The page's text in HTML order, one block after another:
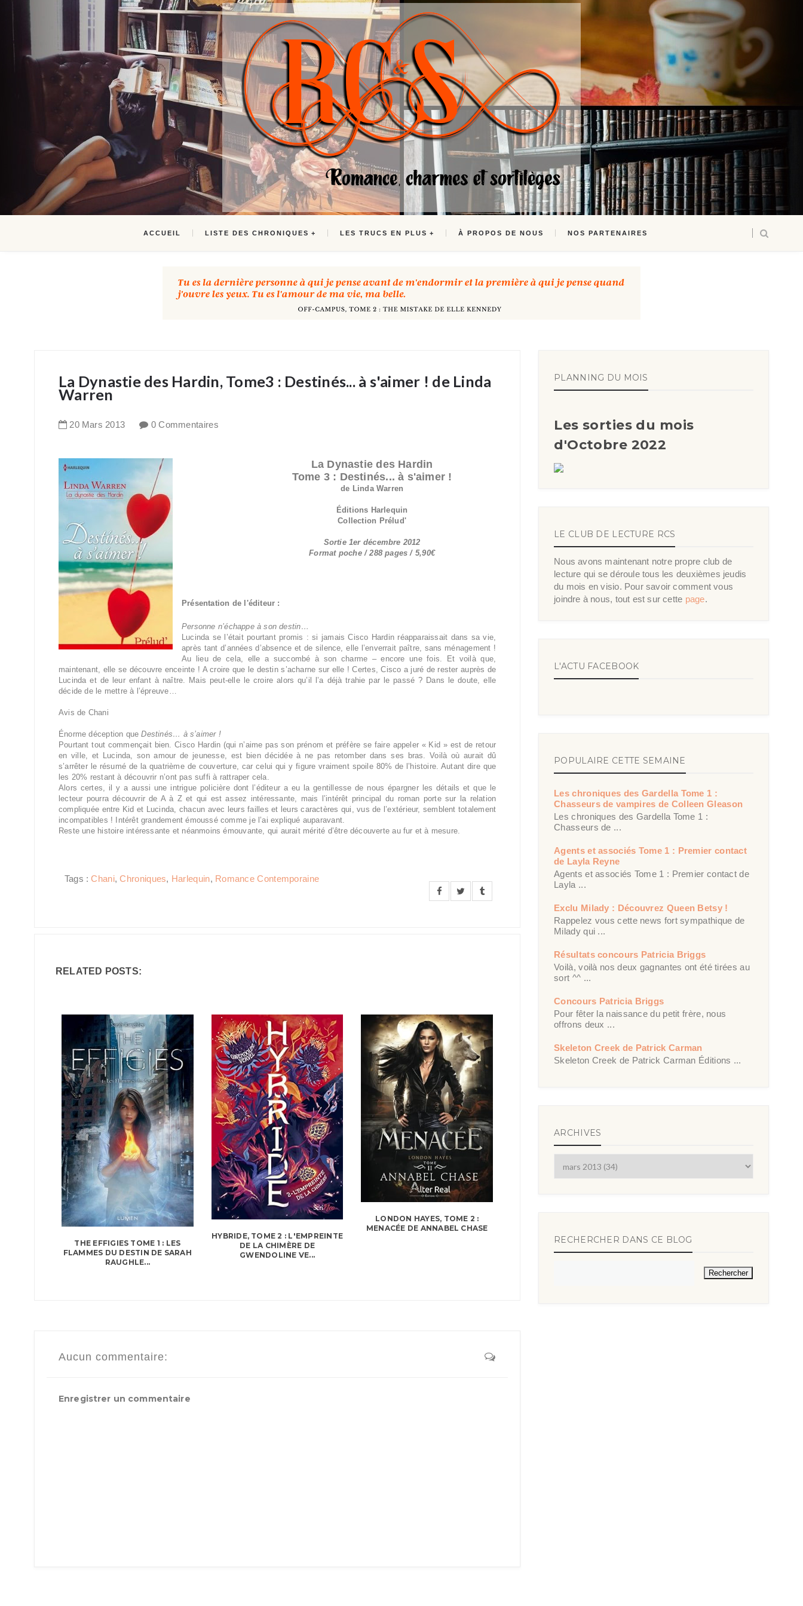
ACCUEIL LISTE DES CHRONIQUES LES TRUCS EN PLUS À PROPOS DE NOUS NOS PARTENAIRES
La Dynastie des Hardin, Tome3 : Destinés... à s'aimer ! de Linda
Warren
20 Mars 2013 0 Commentaires
La Dynastie des Hardin
Tome 3 : Destinés... à s'aimer !
de Linda Warren
Éditions Harlequin
Collection Prélud'
Sortie 1er décembre 2012
Format poche / 288 pages / 5,90€
Présentation de l'éditeur :
Personne n’échappe à son destin…
Lucinda se l’était pourtant promis : si jamais Cisco Hardin réapparaissait dans sa vie,
après tant d’années d’absence et de silence, elle l’enverrait paître, sans ménagement !
Au lieu de cela, elle a succombé à son charme – encore une fois. Et voilà que,
maintenant, elle se découvre enceinte ! A croire que le destin s’acharne sur elle ! Certes, Cisco a juré de rester auprès de
Lucinda et de leur enfant à naître. Mais peut-elle le croire alors qu’il l’a déjà trahie par le passé ? Dans le doute, elle
décide de le mettre à l’épreuve…
Avis de Chani
Énorme déception queDestinés… à s’aimer !
Pourtant tout commençait bien. Cisco Hardin (qui n’aime pas son prénom et préfère se faire appeler « Kid » est de retour
en ville, et Lucinda, son amour de jeunesse, est bien décidée à ne pas retomber dans ses bras. Voilà où aurait dû
s’arrêter le résumé de la quatrième de couverture, car celui qui y figure vraiment spoile 80% de l’histoire. Autant dire que
les 20% restant à découvrir n’ont pas suffi à rattraper cela.
Alors certes, il y a aussi une intrigue policière dont l’éditeur a eu la gentillesse de nous épargner les détails et que le
lecteur pourra découvrir de A à Z et qui est assez intéressante, mais l’intérêt principal du roman porte sur la relation
compliquée entre Kid et Lucinda, chacun avec leurs failles et leurs caractères qui, vus de l’extérieur, semblent totalement
incompatibles ! Intérêt grandement émoussé comme je l’ai expliqué auparavant.
Reste une histoire intéressante et néanmoins émouvante, qui aurait mérité d’être découverte au fur et à mesure.
Tags :Chani,Chroniques, Harlequin, Romance Contemporaine
RELATED POSTS:
THE EFFIGIES TOME 1 : LES
FLAMMES DU DESTIN DE SARAH
RAUGHLE...
HYBRIDE, TOME 2 : L'EMPREINTE
DE LA CHIMÈRE DE
GWENDOLINE VE...
LONDON HAYES, TOME 2 :
MENACÉE DE ANNABEL CHASE
Aucun commentaire:
Enregistrer un commentaire
PLANNING DU MOIS
Les sorties du mois
d'Octobre 2022
LE CLUB DE LECTURE RCS
Nous avons maintenant notre propre club de
lecture qui se déroule tous les deuxièmes jeudis
du mois en visio. Pour savoir comment vous
joindre à nous, tout est sur cette page.
L'ACTU FACEBOOK
POPULAIRE CETTE SEMAINE
Les chroniques des Gardella Tome 1 :
Chasseurs de vampires de Colleen Gleason
Les chroniques des Gardella Tome 1 :
Chasseurs de ...
Agents et associés Tome 1 : Premier contact
de Layla Reyne
Agents et associés Tome 1 : Premier contact de
Layla ...
Exclu Milady : Découvrez Queen Betsy !
Rappelez vous cette news fort sympathique de
Milady qui ...
Résultats concours Patricia Briggs
Voilà, voilà nos deux gagnantes ont été tirées au
sort ^^ ...
Concours Patricia Briggs
Pour fêter la naissance du petit frère, nous
offrons deux ...
Skeleton Creek de Patrick Carman
Skeleton Creek de Patrick Carman Éditions ...
ARCHIVES
RECHERCHER DANS CE BLOG